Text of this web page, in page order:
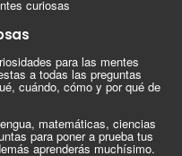
para las mentes
a todas las preguntas
cuándo, cómo y por qué de
matemáticas, ciencias
para poner a prueba tus
aprenderás muchísimo.